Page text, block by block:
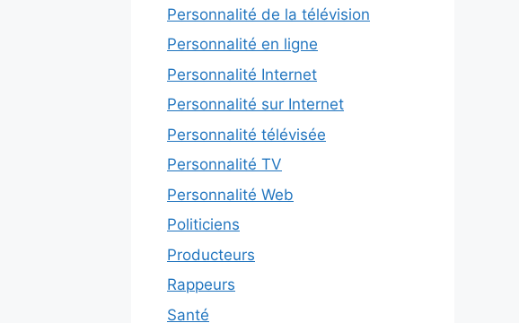
Personnalité de la télévision
Personnalité en ligne
Personnalité Internet
Personnalité sur Internet
Personnalité télévisée
Personnalité TV
Personnalité Web
Politiciens
Producteurs
Rappeurs
Santé